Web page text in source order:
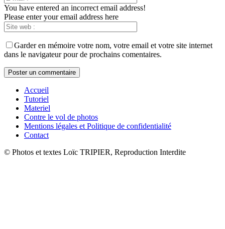
You have entered an incorrect email address!
Please enter your email address here
Garder en mémoire votre nom, votre email et votre site internet
dans le navigateur pour de prochains comentaires.
Accueil
Tutoriel
Materiel
Contre le vol de photos
Mentions légales et Politique de confidentialité
Contact
© Photos et textes Loïc TRIPIER, Reproduction Interdite